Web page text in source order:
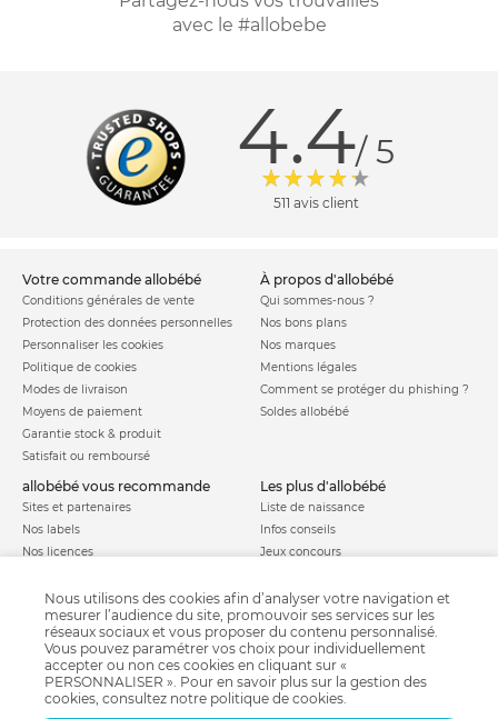
avec le #allobebe
4.4/ 5
511 avis client
votre commande allobébé
Conditions générales de vente
Protection des données personnelles
Personnaliser les cookies
Politique de cookies
Modes de livraison
Moyens de paiement
Garantie stock & produit
Satisfait ou remboursé
à propos d'allobébé
Qui sommes-nous ?
Nos bons plans
Nos marques
Mentions légales
Comment se protéger du phishing ?
Soldes allobébé
allobébé vous recommande
Sites et partenaires
Nos labels
Nos licences
les plus d'allobébé
Liste de naissance
Infos conseils
Jeux concours
Parrainage
Paiement sécurisé
Charte qualité
Nous utilisons des cookies afin d’analyser votre navigation et
mesurer l’audience du site, promouvoir ses services sur les
réseaux sociaux et vous proposer du contenu personnalisé.
Vous pouvez paramétrer vos choix pour individuellement
accepter ou non ces cookies en cliquant sur «
PERSONNALISER ». Pour en savoir plus sur la gestion des
cookies, consultez notre politique de cookies.